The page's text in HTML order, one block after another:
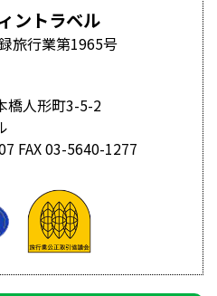
ントラベル
旅行業第1965号
橋人形町3-5-2
FAX 03-5640-1277